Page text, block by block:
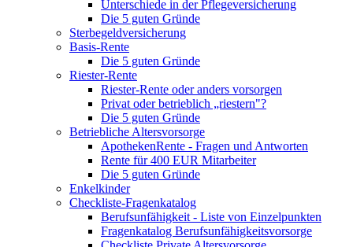
Unterschiede in der Pflegeversicherung
Die 5 guten Gründe
Sterbegeldversicherung
Basis-Rente
Die 5 guten Gründe
Riester-Rente
Riester-Rente oder anders vorsorgen
Privat oder betrieblich „riestern"?
Die 5 guten Gründe
Betriebliche Altersvorsorge
ApothekenRente - Fragen und Antworten
Rente für 400 EUR Mitarbeiter
Die 5 guten Gründe
Enkelkinder
Checkliste-Fragenkatalog
Berufsunfähigkeit - Liste von Einzelpunkten
Fragenkatalog Berufsunfähigkeitsvorsorge